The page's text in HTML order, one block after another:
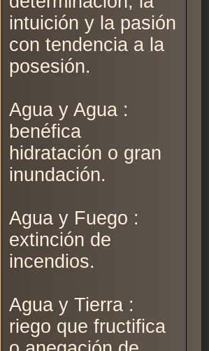
intuición y la pasión
con tendencia a la
posesión.
Agua y Agua :
benéfica
hidratación o gran
inundación.
Agua y Fuego :
extinción de
incendios.
Agua y Tierra :
riego que fructifica